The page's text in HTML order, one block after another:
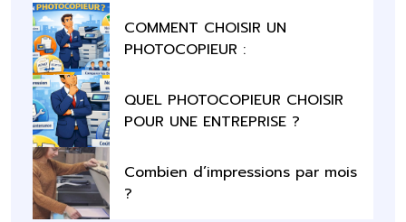
COMMENT CHOISIR UN
PHOTOCOPIEUR :
QUEL PHOTOCOPIEUR CHOISIR
POUR UNE ENTREPRISE ?
Combien d’impressions par mois
?